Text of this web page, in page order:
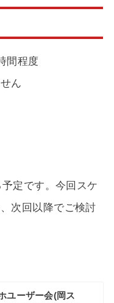
間程度
ん
定です。今回スケ
次回以降でご検討
ユーザー会(岡ス